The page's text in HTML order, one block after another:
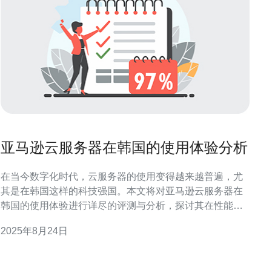
亚马逊云服务器在韩国的使用体验分析
在当今数字化时代，云服务器的使用变得越来越普遍，尤
其是在韩国这样的科技强国。本文将对亚马逊云服务器在
韩国的使用体验进行详尽的评测与分析，探讨其在性能、
说，选择最好的云服务器服务不仅关乎成本，更关乎业务
2025年8月24日